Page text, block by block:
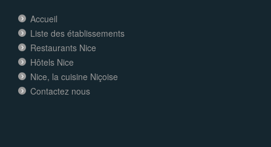
Accueil
Liste des établissements
Restaurants Nice
Hôtels Nice
Nice, la cuisine Niçoise
Contactez nous